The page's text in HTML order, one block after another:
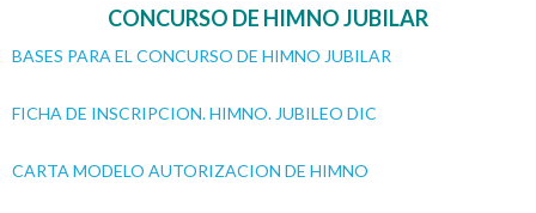
CONCURSO DE HIMNO JUBILAR
BASES PARA EL CONCURSO DE HIMNO JUBILAR
FICHA DE INSCRIPCION. HIMNO. JUBILEO DIC
CARTA MODELO AUTORIZACION DE HIMNO